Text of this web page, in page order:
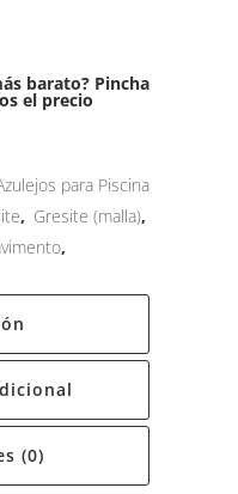
barato? Pincha
el precio
para Piscina
, Gresite (malla),
,
(0)